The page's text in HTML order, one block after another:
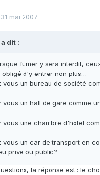
31 mai 2007
dit :
fumer y sera interdit,
obligé d'y entrer non plus…
vous un bureau de société
vous un hall de gare comme
vous une chambre d'hotel
vous un car de transport en
privé ou public?
la réponse est : le